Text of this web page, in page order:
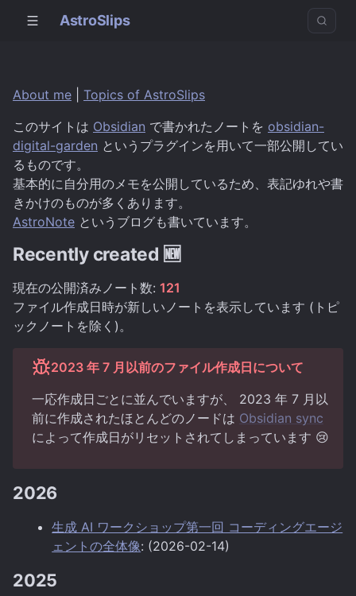
AstroSlips
About me
Topics of AstroSlips
このサイトは Obsidian で書かれたノートを obsidian-
digital-garden というプラグインを用いて一部公開してい
るものです。
基本的に自分用のメモを公開しているため、表記ゆれや書
きかけのものが多くあります。
AstroNote というブログも書いています。
Recently created 🆕
現在の公開済みノート数: 121
ファイル作成日時が新しいノートを表示しています (トピ
ックノートを除く)。
2023 年 7 月以前のファイル作成日について
一応作成日ごとに並んでいますが、 2023 年 7 月以
前に作成されたほとんどのノードは Obsidian sync
によって作成日がリセットされてしまっています 😢
2026
生成 AI ワークショップ第一回 コーディングエージ
ェントの全体像: (2026-02-14)
2025